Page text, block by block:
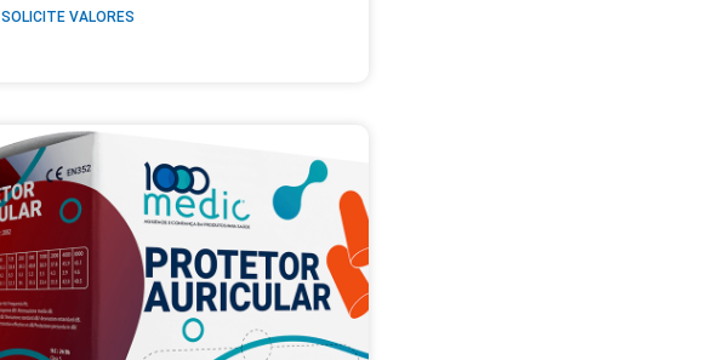
SOLICITE VALORES